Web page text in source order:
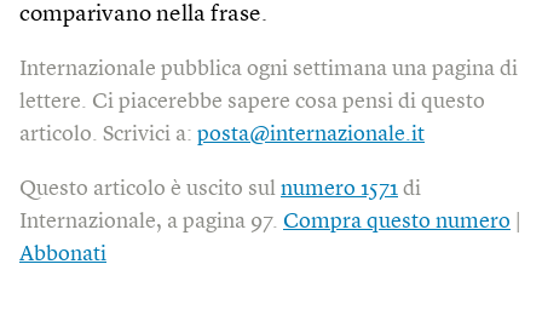
comparivano nella frase.
Internazionale pubblica ogni settimana una pagina di
lettere. Ci piacerebbe sapere cosa pensi di questo
articolo. Scrivici a: posta@internazionale.it
Questo articolo è uscito sul numero 1571 di
Internazionale, a pagina 97. Compra questo numero
Abbonati